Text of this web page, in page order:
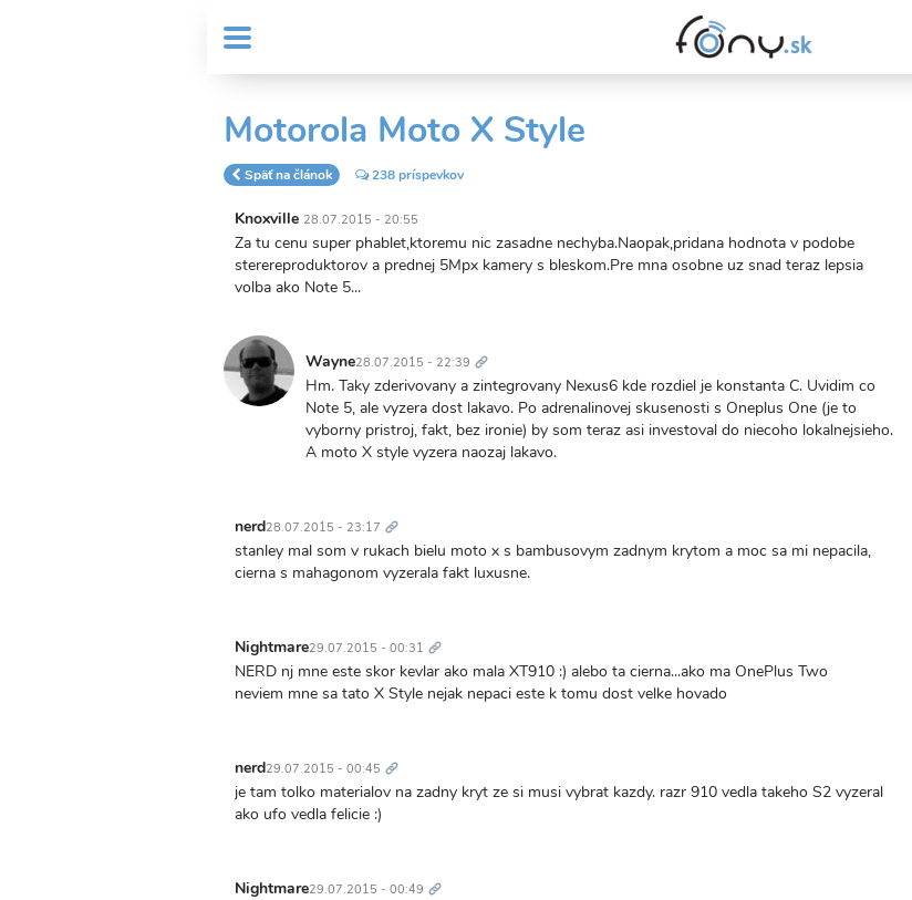
MENU
Header
menu
User
account
Motorola Moto X Style
Späť na článok 238 príspevkov
Knoxville 28.07.2015 - 20:55
Za tu cenu super phablet,ktoremu nic zasadne nechyba.Naopak,pridana hodnota v podobe
sterereproduktorov a prednej 5Mpx kamery s bleskom.Pre mna osobne uz snad teraz lepsia
volba ako Note 5...
Wayne28.07.2015 - 22:39 odkaz
Hm. Taky zderivovany a zintegrovany Nexus6 kde rozdiel je konstanta C. Uvidim co
Note 5, ale vyzera dost lakavo. Po adrenalinovej skusenosti s Oneplus One (je to
vyborny pristroj, fakt, bez ironie) by som teraz asi investoval do niecoho lokalnejsieho.
A moto X style vyzera naozaj lakavo.
nerd28.07.2015 - 23:17 odkaz
stanley mal som v rukach bielu moto x s bambusovym zadnym krytom a moc sa mi nepacila,
cierna s mahagonom vyzerala fakt luxusne.
Nightmare29.07.2015 - 00:31 odkaz
NERD nj mne este skor kevlar ako mala XT910 :) alebo ta cierna...ako ma OnePlus Two
neviem mne sa tato X Style nejak nepaci este k tomu dost velke hovado
nerd29.07.2015 - 00:45 odkaz
je tam tolko materialov na zadny kryt ze si musi vybrat kazdy. razr 910 vedla takeho S2 vyzeral
ako ufo vedla felicie :)
Nightmare29.07.2015 - 00:49 odkaz